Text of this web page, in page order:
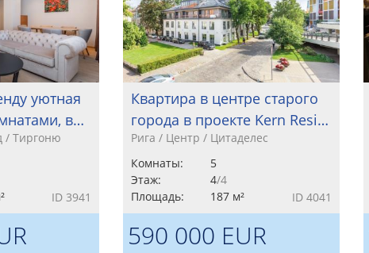
уютная
в…
/ Тиргоню
ID 3941
Квартира в центре старого
города в проектe Kern Resi…
Рига / Центр / Цитаделес
Комнаты:
5
Этаж:
4/4
Площадь:
187 м² ID 4041
590 000 EUR